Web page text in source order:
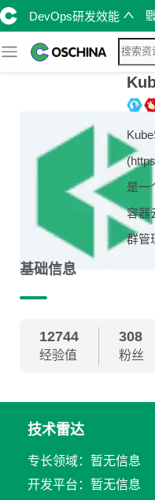
DevOps研发效能
是一
容器
群管
基础信息
12744
经验值
308
粉丝
技术雷达
专长领域：暂无信息
开发平台：暂无信息